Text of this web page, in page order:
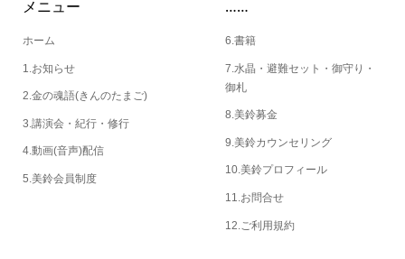
メニュー
ホーム
1.お知らせ
2.金の魂語(きんのたまご)
3.講演会・紀行・修行
4.動画(音声)配信
5.美鈴会員制度
……
6.書籍
7.水晶・避難セット・御守り・
御札
8.美鈴募金
9.美鈴カウンセリング
10.美鈴プロフィール
11.お問合せ
12.ご利用規約